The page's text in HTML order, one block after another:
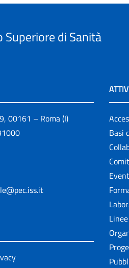
Superiore di Sanità
00161 – Roma (I)
Basi